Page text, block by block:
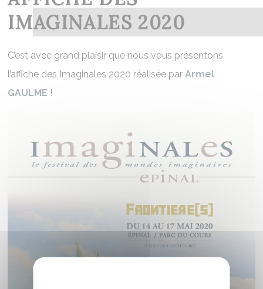
IMAGINALES 2020
C’est avec grand plaisir que nous vous présentons
l’affiche des Imaginales 2020 réalisée parArmel
GAULME !